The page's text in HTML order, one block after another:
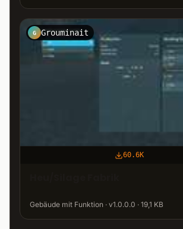
G Grouminait
60.6K
Gebäude mit Funktion · v1.0.0.0 · 19,1 KB